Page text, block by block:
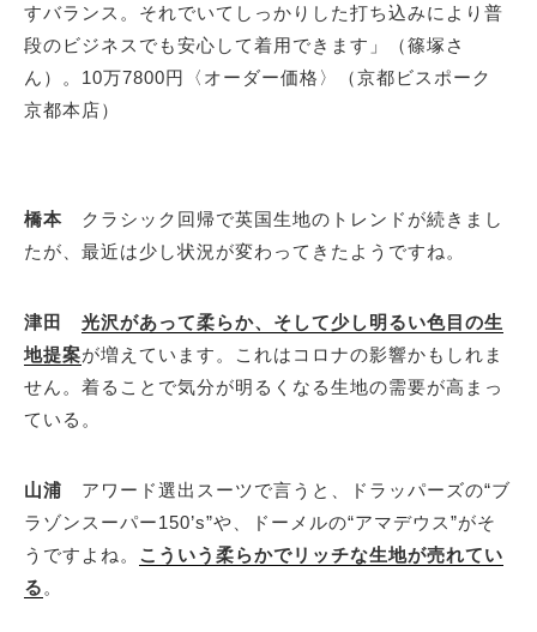
すバランス。それでいてしっかりした打ち込みにより普
段のビジネスでも安心して着用できます」（篠塚さ
ん）。10万7800円〈オーダー価格〉（京都ビスポーク
京都本店）
橋本
クラシック回帰で英国生地のトレンドが続きまし
たが、最近は少し状況が変わってきたようですね。
津田 光沢があって柔らか、そして少し明るい色目の生
地提案が増えています。これはコロナの影響かもしれま
せん。着ることで気分が明るくなる生地の需要が高まっ
ている。
山浦 アワード選出スーツで言うと、ドラッパーズの“ブ
ラゾンスーパー150’s”や、ドーメルの“アマデウス”がそ
うですよね。 こういう柔らかでリッチな生地が売れてい
る 。